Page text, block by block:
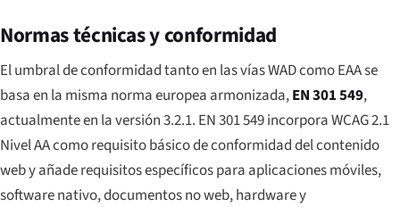
Normas técnicas y conformidad
El umbral de conformidad tanto en las vías WAD como EAA se
basa en la misma norma europea armonizada,EN 301 549,
actualmente en la versión 3.2.1. EN 301 549 incorpora WCAG 2.1
Nivel AA como requisito básico de conformidad del contenido
web y añade requisitos específicos para aplicaciones móviles,
software nativo, documentos no web, hardware y